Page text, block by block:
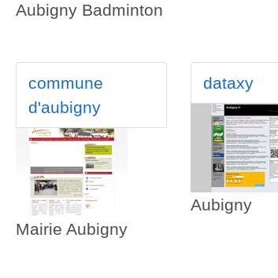
Aubigny Badminton
commune
d'aubigny
Mairie Aubigny
dataxy
Aubigny